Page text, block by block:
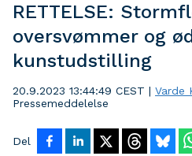
RETTELSE:
oversvømmer og
kunstudstilling
20.9.2023 13:44:49 CEST | Varde
Pressemeddelelse
Del